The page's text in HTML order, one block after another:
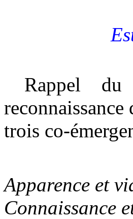
Rappel
reconnaissance
trois co-
Apparence et
Connaissance